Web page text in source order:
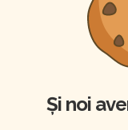
ȘTIINȚĂ ȘI
Și noi